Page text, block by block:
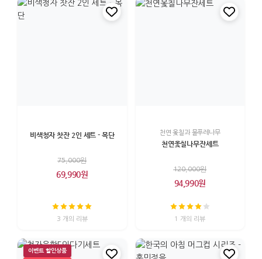
비색청자 찻잔 2인 세트 - 목단
75,000원
69,990원
3 개의 리뷰
천연 옻칠과 물푸레나무
천연옻칠나무잔세트
120,000원
94,990원
1 개의 리뷰
이벤트 할인상품